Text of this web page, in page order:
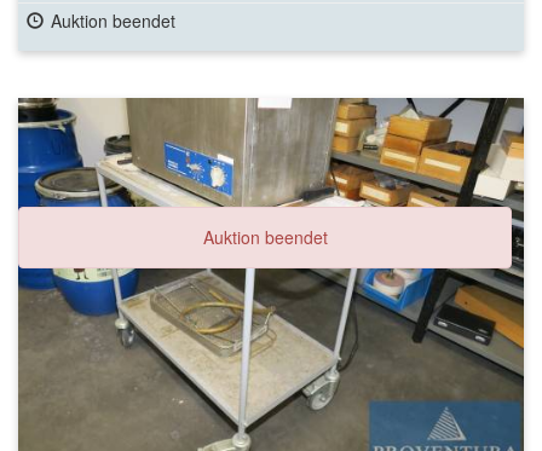
Auktion beendet
Auktion beendet